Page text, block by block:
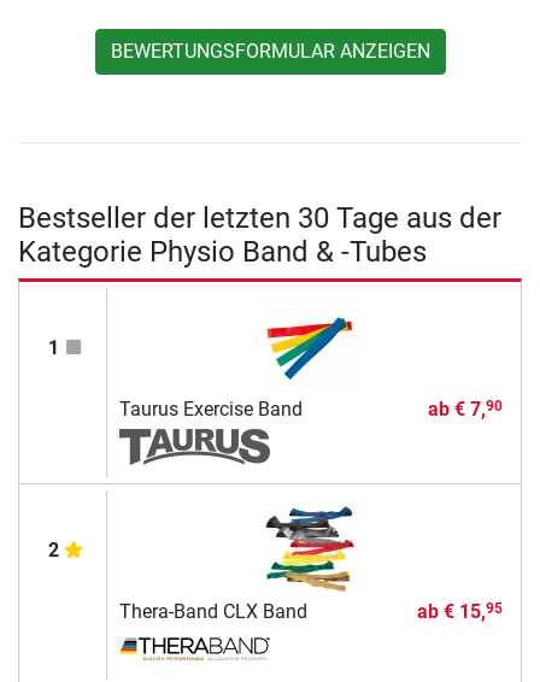
BEWERTUNGSFORMULAR ANZEIGEN
Bestseller der letzten 30 Tage aus der
Kategorie Physio Band & -Tubes
1
Taurus Exercise Band ab € 7,90
2
Thera-Band CLX Band ab € 15,95